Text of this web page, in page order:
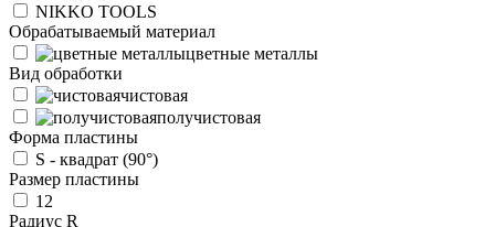
NIKKO TOOLS
Обрабатываемый материал
цветные металлы
Вид обработки
чистовая
получистовая
Форма пластины
S - квадрат (90°)
Размер пластины
12
Радиус R